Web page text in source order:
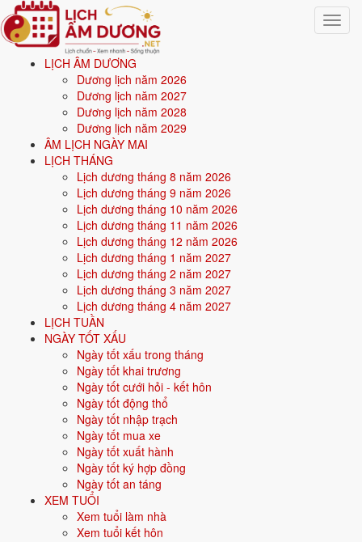
Toggle
LỊCH ÂM DƯƠNG
Dương lịch năm 2026
Dương lịch năm 2027
Dương lịch năm 2028
Dương lịch năm 2029
ÂM LỊCH NGÀY MAI
LỊCH THÁNG
Lịch dương tháng 8 năm 2026
Lịch dương tháng 9 năm 2026
Lịch dương tháng 10 năm 2026
Lịch dương tháng 11 năm 2026
Lịch dương tháng 12 năm 2026
Lịch dương tháng 1 năm 2027
Lịch dương tháng 2 năm 2027
Lịch dương tháng 3 năm 2027
Lịch dương tháng 4 năm 2027
LỊCH TUẦN
NGÀY TỐT XẤU
Ngày tốt xấu trong tháng
Ngày tốt khai trương
Ngày tốt cưới hỏi - kết hôn
Ngày tốt động thổ
Ngày tốt nhập trạch
Ngày tốt mua xe
Ngày tốt xuất hành
Ngày tốt ký hợp đồng
Ngày tốt an táng
XEM TUỔI
Xem tuổi làm nhà
Xem tuổi kết hôn
Trang chủ
Xem ngày tốt xấu
Xem ngày tốt xấu 30 ngày
tới (8/8/2026 - 6/9/2026)
ngày tốt - ngày xấu trong 30 ngày tới
trọng: cưới hỏi, khai trương, động thổ, nhập trạch, xuất hành, ký hợp
đồng, mua xe, an táng. Mỗi ngày được chấm điểm tổng hợp từ
Đạo, 12 Trực, 28 Nhị Thập Bát Túvà ngày cấm kỵ; ngày điểm cao
mới được xếp vào danh sách ngày tốt cho từng việc. Có thể chọn xem
theo tháng bất kỳ, hoặcxem ngày tốt xấu theo tuổi
ngày sinh để lọc ngày hợp tuổi gia chủ.
8/8/2026đến6/9/2026
khác nhau.
Cưới hỏi: 12 ngày tốt ·Khai trương
14 ngày tốt ·Nhập trạch: 14 ngày tốt ·
Ký hợp đồng: 13 ngày tốt ·Mua xe
Bấm vào từng ngày để xem chi tiết giờ hoàng đạo, sao, trực,
việc nên - nên tránh.
Xem ngày tốt xấu theo tháng và